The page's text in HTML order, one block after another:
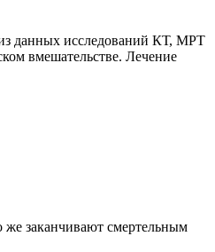
из данных исследований КТ, МРТ
вмешательстве. Лечение
же заканчивают смертельным